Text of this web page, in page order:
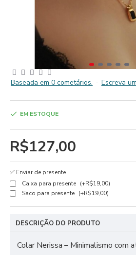
Baseada em 0 cometários. - Escreva
R$127,00
EM ESTOQUE
✅ Enviar de presente
Caixa para presente (+R$19,00)
Saco para presente (+R$19,00)
DESCRIÇÃO DO PRODUTO
Colar Nerissa – Minimalismo com